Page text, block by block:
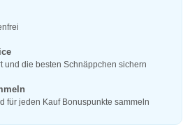
und die besten Schnäppchen sichern
für jeden Kauf Bonuspunkte sammeln